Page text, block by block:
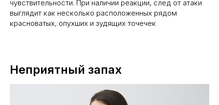
чувствительности. При наличии реакции, след от атаки
выглядит как несколько расположенных рядом
красноватых, опухших и зудящих точечек
Неприятный запах